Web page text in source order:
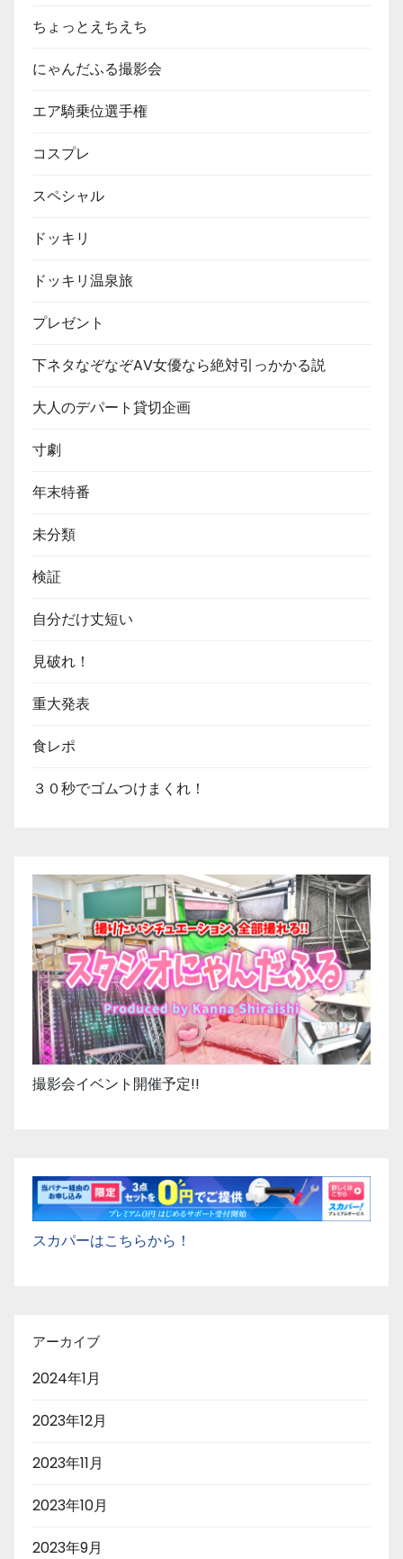
ちょっとえちえち
にゃんだふる撮影会
エア騎乗位選手権
コスプレ
スペシャル
ドッキリ
ドッキリ温泉旅
プレゼント
下ネタなぞなぞAV女優なら絶対引っかかる説
大人のデパート貸切企画
寸劇
年末特番
未分類
検証
自分だけ丈短い
見破れ！
重大発表
食レポ
３０秒でゴムつけまくれ！
撮影会イベント開催予定!!
スカパーはこちらから！
アーカイブ
2024年1月
2023年12月
2023年11月
2023年10月
2023年9月